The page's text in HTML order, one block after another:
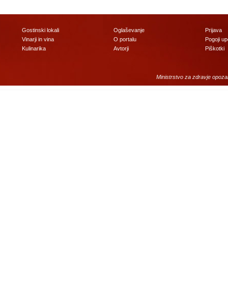
Gostinski lokali
Vinarji in vina
Kulinarika
Oglaševanje
O portalu
Avtorji
Prijava
Pogoji
Piškotki
Ministrstvo za zdravje